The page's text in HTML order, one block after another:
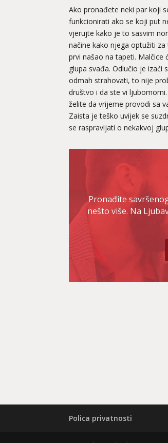
Ako pronađete neki par koji
funkcionirati ako se koji put
vjerujte kako je to sasvim
načine kako njega optužiti
prvi našao na tapeti.
glupa svađa. Odlučio je
odmah strahovati, to nije
društvo i da ste vi
želite da vrijeme provodi sa
Zaista je teško uvijek se
se raspravljati o nekakvoj
Pronađite
nešto više. Na
Polica privatnosti